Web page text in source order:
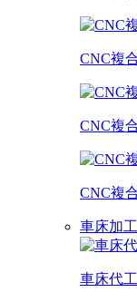
CNC複
CNC複
CNC複
車床加
車床代工